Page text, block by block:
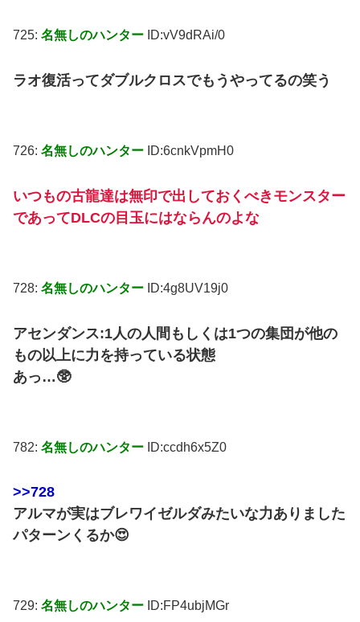
725: 名無しのハンター ID:vV9dRAi/0
ラオ復活ってダブルクロスでもうやってるの笑う
726: 名無しのハンター ID:6cnkVpmH0
いつもの古龍達は無印で出しておくべきモンスター
であってDLCの目玉にはならんのよな
728: 名無しのハンター ID:4g8UV19j0
アセンダンス:1人の人間もしくは1つの集団が他の
もの以上に力を持っている状態
あっ…🥸
782: 名無しのハンター ID:ccdh6x5Z0
>>728
アルマが実はブレワイゼルダみたいな力ありました
パターンくるか😍
729: 名無しのハンター ID:FP4ubjMGr